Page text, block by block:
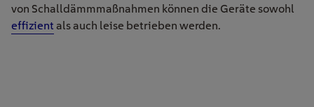
von Schalldämmmaßnahmen können die Geräte sowohl
effizient als auch leise betrieben werden.